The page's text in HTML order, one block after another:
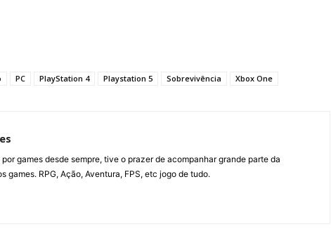
PC PlayStation 4 Playstation 5 Sobrevivência
Xbox One
games desde sempre, tive o prazer de acompanhar grande parte da
games. RPG, Ação, Aventura, FPS, etc jogo de tudo.